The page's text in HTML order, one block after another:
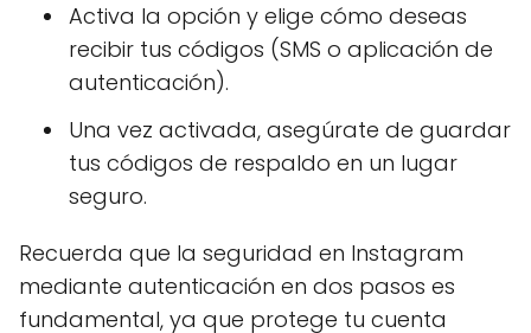
Activa la opción y elige cómo deseas
recibir tus códigos (SMS o aplicación de
autenticación).
Una vez activada, asegúrate de guardar
tus códigos de respaldo en un lugar
seguro.
Recuerda que la seguridad en Instagram
mediante autenticación en dos pasos es
fundamental, ya que protege tu cuenta